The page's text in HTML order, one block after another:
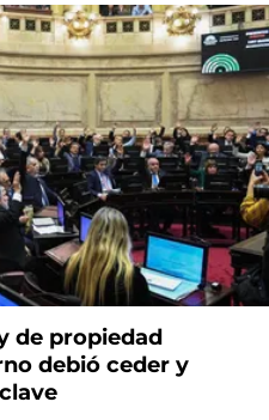
de propiedad
debió ceder y